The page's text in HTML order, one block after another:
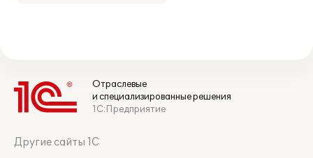
Отраслевые
и специализированные решения
1С:Предприятие
Другие сайты 1С